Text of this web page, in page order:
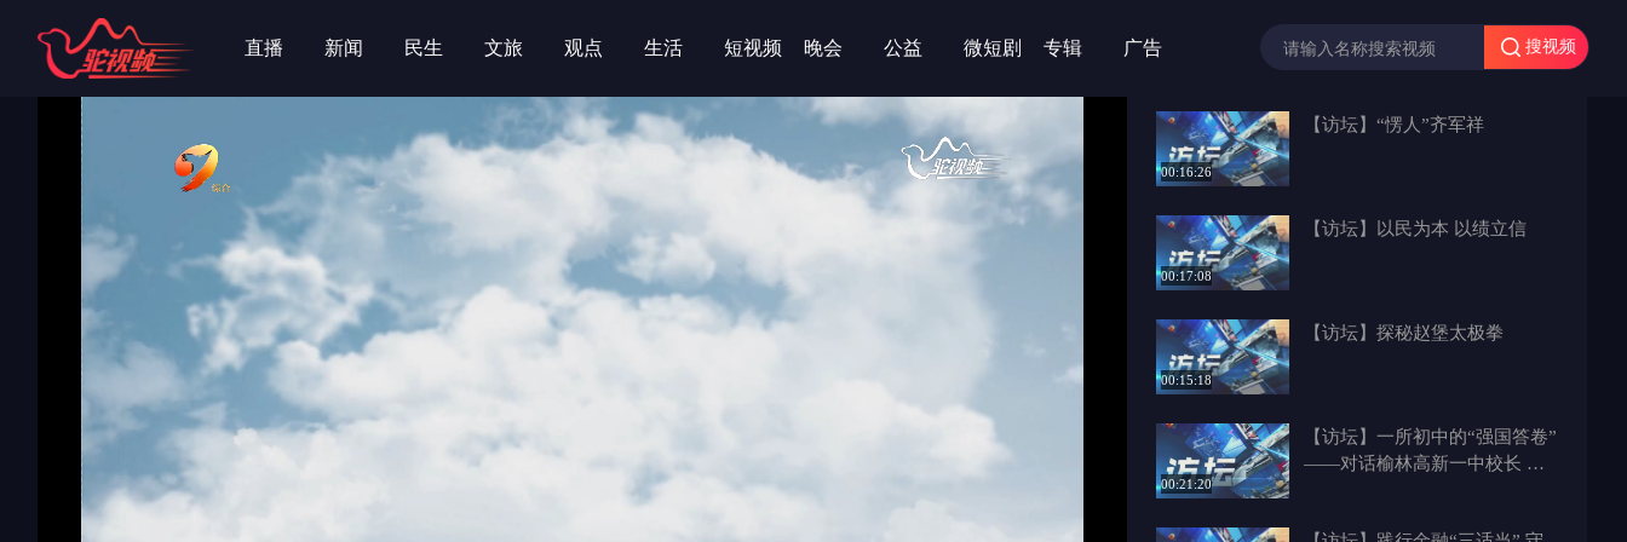
字
字 直播 新闻 民生 文旅 观点 生活 短视频 晚会 公益 微短剧 专辑 广告 搜视频
00:16:26
【访坛】“愣人”齐军祥
00:17:08
【访坛】以民为本 以绩立信
00:15:18
【访坛】探秘赵堡太极拳
00:21:20
【访坛】一所初中的“强国答卷”
——对话榆林高新一中校长 庄